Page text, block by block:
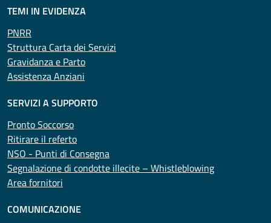
TEMI IN EVIDENZA
PNRR
Struttura Carta dei Servizi
Gravidanza e Parto
Assistenza Anziani
SERVIZI A SUPPORTO
Pronto Soccorso
Ritirare il referto
NSO - Punti di Consegna
Segnalazione di condotte illecite – Whistleblowing
Area fornitori
COMUNICAZIONE